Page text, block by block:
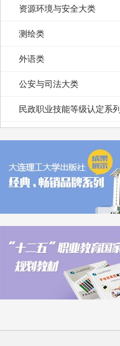
资源环境与安全大类
测绘类
外语类
公安与司法大类
民政职业技能等级认定系列